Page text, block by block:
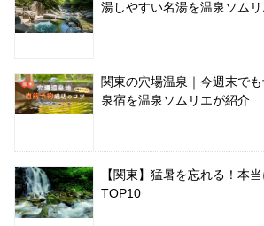
湯しやすい名湯を温泉ソム
関東の穴場温泉｜今週末で
泉宿を温泉ソムリエが紹介
【関東】猛暑を忘れる！本
TOP10